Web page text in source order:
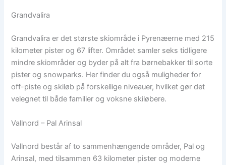
Grandvalira
Grandvalira er det største skiområde i Pyrenæerne med 215
kilometer pister og 67 lifter. Området samler seks tidligere
mindre skiområder og byder på alt fra børnebakker til sorte
pister og snowparks. Her finder du også muligheder for
off-piste og skiløb på forskellige niveauer, hvilket gør det
velegnet til både familier og voksne skiløbere.
Vallnord – Pal Arinsal
Vallnord består af to sammenhængende områder, Pal og
Arinsal, med tilsammen 63 kilometer pister og moderne